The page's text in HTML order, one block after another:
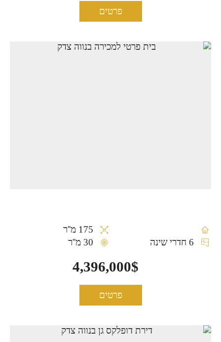
פרטים
בית פרטי למכירה בנווה צדק
175 מ''ר
30 מ''ר
4,396,000$
פרטים
דירת דופלקס גן בנווה צדק